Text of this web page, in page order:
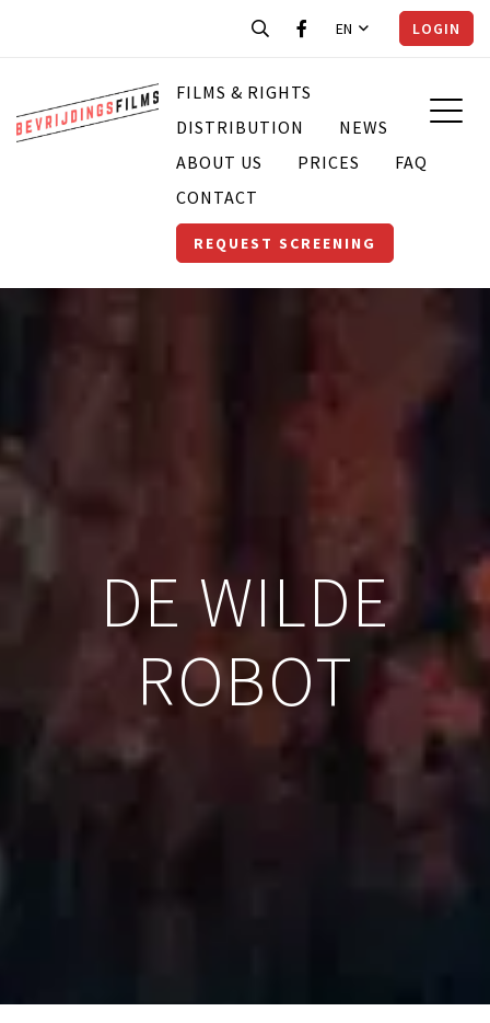
EN LOGIN
FILMS & RIGHTS
DISTRIBUTION
NEWS
ABOUT US
PRICES
FAQ
CONTACT
REQUEST SCREENING
DE WILDE
ROBOT